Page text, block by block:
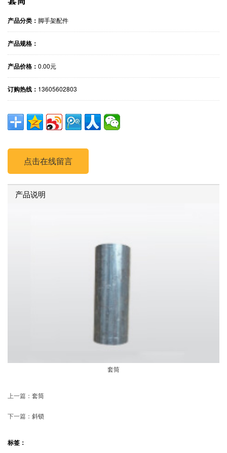
产品分类： 脚手架配件
产品规格：
产品价格： 0.00元
订购热线： 13605602803
点击在线留言
产品说明
套筒
上一篇： 套筒
下一篇： 斜锁
标签：